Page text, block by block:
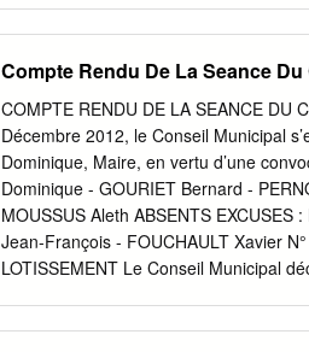
surveillance, de lutte et de prévention
002 - ARRÊTÉ PRÉFECTORAL n°
surveillance de ruchers suite à la
pages) Page 15 Direction
ARRETE PREFECTORAL N° 578
temporaires de police de la navigation
l’occasion de la manifestation
le jeudi 05 juillet 2018.
Compte Rendu De La Seance
COMPTE RENDU DE LA SEANCE DU
Décembre 2012, le Conseil Municipal
Dominique, Maire, en vertu d’une
Dominique - GOURIET Bernard -
MOUSSUS Aleth ABSENTS EXCUSES
Jean-François - FOUCHAULT Xavier
LOTISSEMENT Le Conseil Municipal